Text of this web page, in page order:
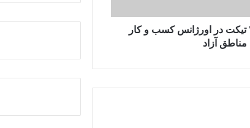
ثبت و پیگیری ۳۱۲ تیکت در اورژانس کسب و کار
مناطق آزاد